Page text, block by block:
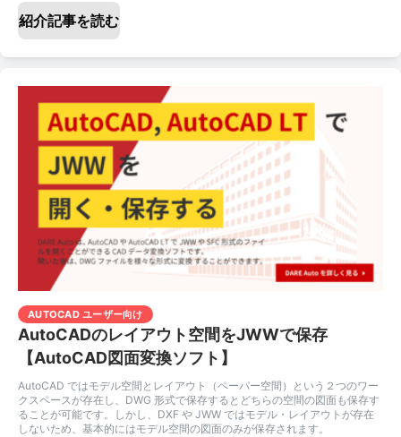
紹介記事を読む
AUTOCAD ユーザー向け
AutoCADのレイアウト空間をJWWで保存
【AutoCAD図面変換ソフト】
AutoCAD ではモデル空間とレイアウト（ペーパー空間）という２つのワー
クスペースが存在し、DWG 形式で保存するとどちらの空間の図面も保存す
ることが可能です。しかし、DXF や JWW ではモデル・レイアウトが存在
しないため、基本的にはモデル空間の図面のみが保存されます。